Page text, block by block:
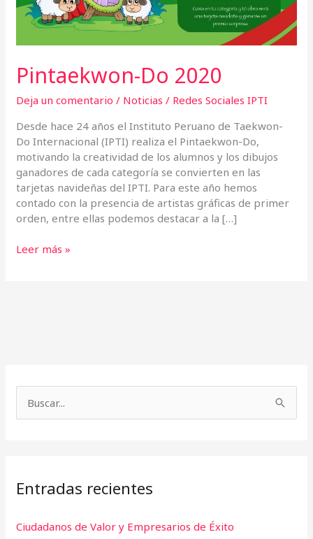
Pintaekwon-Do 2020
Deja un comentario / Noticias / Redes Sociales IPTI
Desde hace 24 años el Instituto Peruano de Taekwon-
Do Internacional (IPTI) realiza el Pintaekwon-Do,
motivando la creatividad de los alumnos y los dibujos
ganadores de cada categoría se convierten en las
tarjetas navideñas del IPTI. Para este año hemos
contado con la presencia de artistas gráficas de primer
orden, entre ellas podemos destacar a la […]
Leer más »
a
p
Entradas recientes
Ciudadanos de Valor y Empresarios de Éxito
c
s
t
í